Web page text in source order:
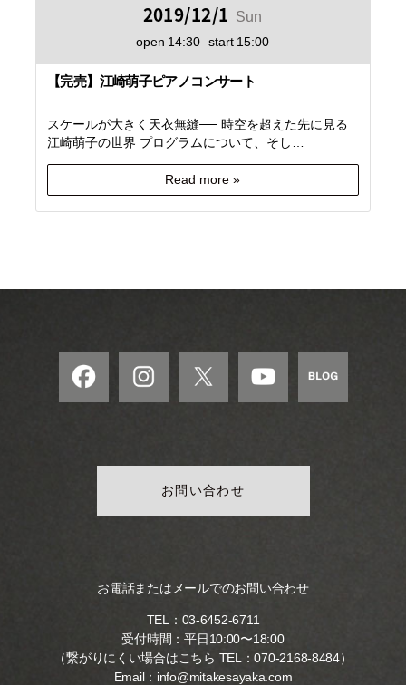
2019/12/1 Sun
open 14:30 start 15:00
【完売】江崎萌子ピアノコンサート
スケールが大きく天衣無縫── 時空を超えた先に見る
江崎萌子の世界 プログラムについて、そし…
Read more »
お問い合わせ
お電話またはメールでのお問い合わせ
TEL： 03-6452-6711
受付時間：平日10:00〜18:00
（繋がりにくい場合はこちら TEL：070-2168-8484）
Email： info@mitakesayaka.com